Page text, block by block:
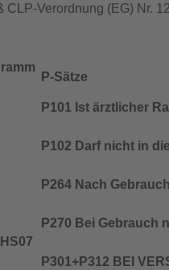
CLP-Verordnung (EG) Nr.
P-Sätze
P101 Ist ärztlicher
P102 Darf nicht in
P264 Nach
P270 Bei Gebrauch
P301+P312 BEI